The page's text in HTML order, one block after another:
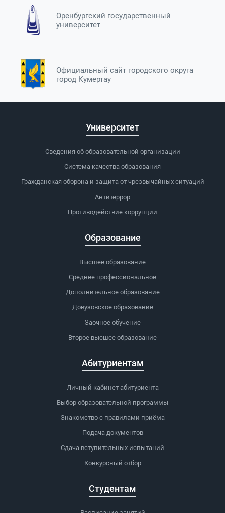
Оренбургский государственный
университет
Официальный сайт городского округа
город Кумертау
Университет
Сведения об образовательной организации
Система качества образования
Гражданская оборона и защита от чрезвычайных ситуаций
Антитеррор
Противодействие коррупции
Образование
Высшее образование
Среднее профессиональное
Дополнительное образование
Довузовское образование
Заочное обучение
Второе высшее образование
Абитуриентам
Личный кабинет абитуриента
Выбор образовательной программы
Знакомство с правилами приёма
Подача документов
Сдача вступительных испытаний
Конкурсный отбор
Студентам